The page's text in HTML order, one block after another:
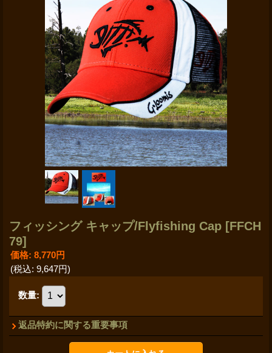
フィッシング キャップ/Flyfishing Cap [FFCH
79]
価格: 8,770円
(税込: 9,647円)
数量:
返品特約に関する重要事項